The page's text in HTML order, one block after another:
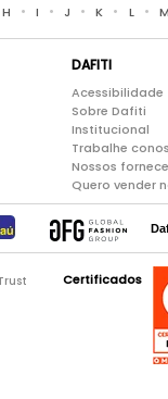
H • I • J • K • L • M
DAFITI
Acessibilidade
Sobre Dafiti
Institucional
Trabalhe
Nossos
Quero vender
Certificados